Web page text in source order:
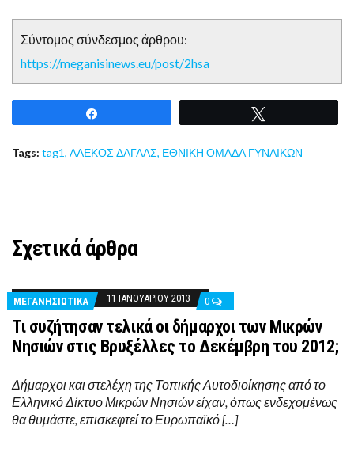
Σύντομος σύνδεσμος άρθρου:
https://meganisinews.eu/post/2hsa
Tags: tag1, ΑΛΕΚΟΣ ΔΑΓΛΑΣ, ΕΘΝΙΚΗ ΟΜΑΔΑ ΓΥΝΑΙΚΩΝ
Σχετικά άρθρα
ΜΕΓΑΝΗΣΙΩΤΙΚΑ 11 ΙΑΝΟΥΑΡΊΟΥ 2013 0
Τι συζήτησαν τελικά οι δήμαρχοι των Μικρών
Νησιών στις Βρυξέλλες το Δεκέμβρη του 2012;
Δήμαρχοι και στελέχη της Τοπικής Αυτοδιοίκησης από το
Ελληνικό Δίκτυο Μικρών Νησιών είχαν, όπως ενδεχομένως
θα θυμάστε, επισκεφτεί το Ευρωπαϊκό […]